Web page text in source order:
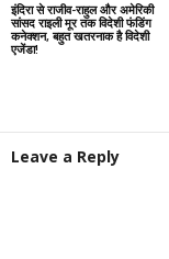
इंदिरा से राजीव-राहुल और अमेरिकी
सांसद राइली मूर तक विदेशी फंडिंग
कनेक्शन, बहुत खतरनाक है विदेशी
एजेंडा!
Leave a Reply